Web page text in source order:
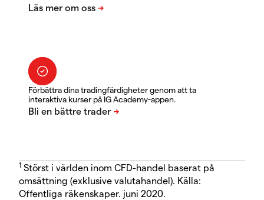
Förbättra dina tradingfärdigheter genom att ta
interaktiva kurser på IG Academy-appen.
1 Störst i världen inom CFD-handel baserat på
omsättning (exklusive valutahandel). Källa:
Offentliga räkenskaper. juni 2020.